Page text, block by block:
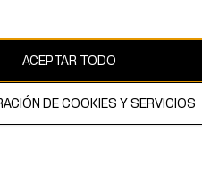
protegido por copyright y es
ACEPTAR TODO
DE COOKIES Y SERVICIOS